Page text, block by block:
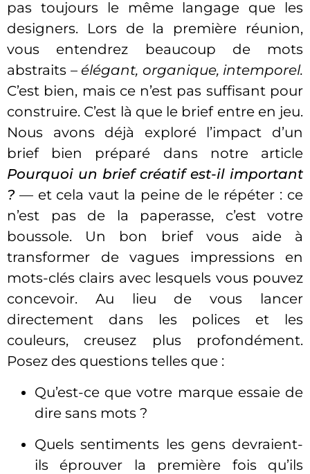
pas toujours le même langage que les
designers. Lors de la première réunion,
vous entendrez beaucoup de mots
abstraits – élégant, organique, intemporel.
C’est bien, mais ce n’est pas suffisant pour
construire. C’est là que le brief entre en jeu.
Nous avons déjà exploré l’impact d’un
brief bien préparé dans notre article
Pourquoi un brief créatif est-il important
? — et cela vaut la peine de le répéter : ce
n’est pas de la paperasse, c’est votre
boussole. Un bon brief vous aide à
transformer de vagues impressions en
mots-clés clairs avec lesquels vous pouvez
concevoir. Au lieu de vous lancer
directement dans les polices et les
couleurs, creusez plus profondément.
Posez des questions telles que :
Qu’est-ce que votre marque essaie de
dire sans mots ?
Quels sentiments les gens devraient-
ils éprouver la première fois qu’ils